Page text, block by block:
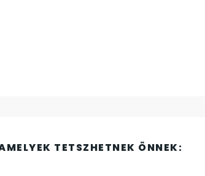
TETSZHETNEK ÖNNEK: